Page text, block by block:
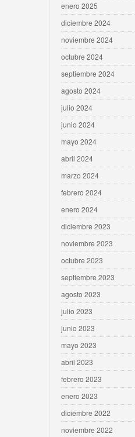
enero 2025
diciembre 2024
noviembre 2024
octubre 2024
septiembre 2024
agosto 2024
julio 2024
junio 2024
mayo 2024
abril 2024
marzo 2024
febrero 2024
enero 2024
diciembre 2023
noviembre 2023
octubre 2023
septiembre 2023
agosto 2023
julio 2023
junio 2023
mayo 2023
abril 2023
febrero 2023
enero 2023
diciembre 2022
noviembre 2022